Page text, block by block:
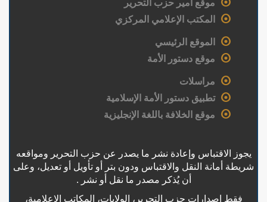
موقع أمير حزب التحرير
المكتب الإعلامي المركزي
الموقع الرئيسي
موقع دستور الأمة
مراسلات
تطبيق دستور الأمة الإسلامية
موقع الخلافة باللغة الإنجليزية
يجوز الاقتباس وإعادة نشر ما يصدر عن حزب التحرير ومواقعه
شريطة أمانة النقل والاقتباس ودون بتر أو تأويل أو تعديل، وعلى
أن يُذكر مصدر ما نقل أو نشر .
فقط إصدارات حزب التحرير، الولايات، المكاتب الإعلامية،